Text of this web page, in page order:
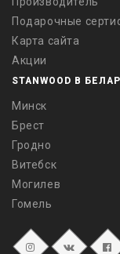
Подарочные
Карта сайта
Акции
STANWOOD В
Минск
Брест
Гродно
Витебск
Могилев
Гомель